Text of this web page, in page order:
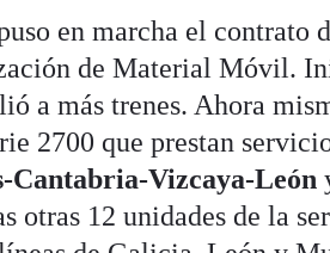
en marcha el contrato
de Material Móvil.
a más trenes. Ahora
2700 que prestan
Cantabria-Vizcaya-León
otras 12 unidades de la